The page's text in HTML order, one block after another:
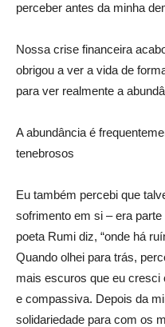
perceber antes da minha
Nossa crise financeira
obrigou a ver a vida de
para ver realmente a
A abundância é
tenebrosos
Eu também percebi que
sofrimento em si – era
poeta Rumi diz, “onde há
Quando olhei para trás,
mais escuros que eu
e compassiva. Depois da
solidariedade para com os